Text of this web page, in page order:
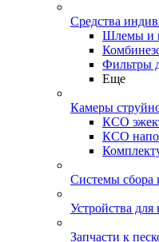
Средства
Шлемы и
Фильтры
Еще
Камеры
КСО
КСО
Системы сбора
Устройства
Запчасти к